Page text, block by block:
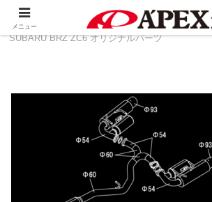
製品情報 その他
SUBARU BRZ ZC6 オリジナルパーツ
メニュー